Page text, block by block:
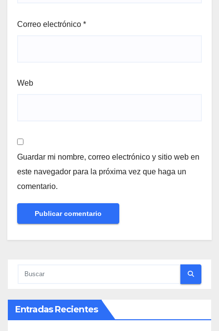
Correo electrónico *
Web
Guardar mi nombre, correo electrónico y sitio web en
este navegador para la próxima vez que haga un
comentario.
Entradas Recientes